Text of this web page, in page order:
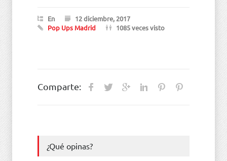
En
12 diciembre, 2017
Pop Ups Madrid
1085 veces visto
Comparte:
¿Qué opinas?